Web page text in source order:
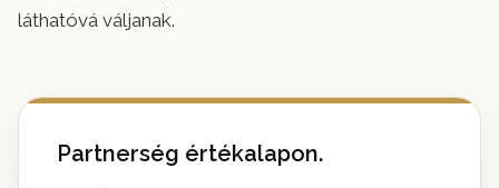
láthatóvá váljanak.
Partnerség értékalapon.